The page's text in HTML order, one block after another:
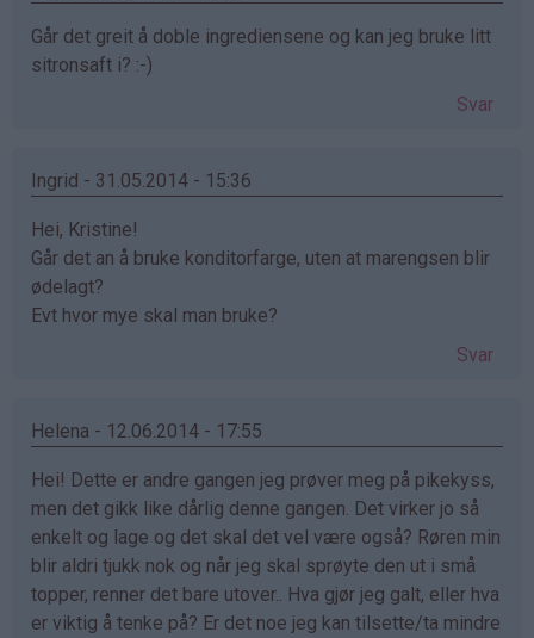
bekreftet)
Går det greit å doble ingrediensene og kan jeg bruke litt
sitronsaft i? :-)
Svar
Ingrid - 31.05.2014 - 15:36
Hei, Kristine!
Går det an å bruke konditorfarge, uten at marengsen blir
ødelagt?
Evt hvor mye skal man bruke?
Svar
Helena - 12.06.2014 - 17:55
Hei! Dette er andre gangen jeg prøver meg på pikekyss,
men det gikk like dårlig denne gangen. Det virker jo så
enkelt og lage og det skal det vel være også? Røren min
blir aldri tjukk nok og når jeg skal sprøyte den ut i små
topper, renner det bare utover.. Hva gjør jeg galt, eller hva
er viktig å tenke på? Er det noe jeg kan tilsette/ta mindre